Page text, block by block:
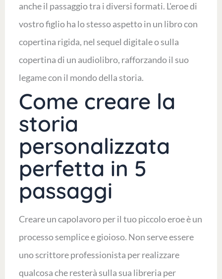
anche il passaggio tra i diversi formati. L'eroe di
vostro figlio ha lo stesso aspetto in un libro con
copertina rigida, nel sequel digitale o sulla
copertina di un audiolibro, rafforzando il suo
legame con il mondo della storia.
Come creare la
storia
personalizzata
perfetta in 5
passaggi
Creare un capolavoro per il tuo piccolo eroe è un
processo semplice e gioioso. Non serve essere
uno scrittore professionista per realizzare
qualcosa che resterà sulla sua libreria per